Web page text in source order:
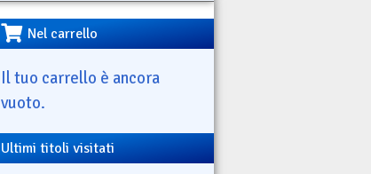
Nel carrello
Il tuo carrello è ancora
vuoto.
Ultimi titoli visitati